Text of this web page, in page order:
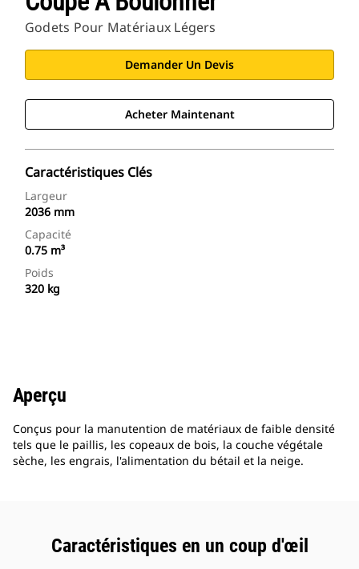
Godets Pour Matériaux Légers
Demander Un Devis
Acheter Maintenant
Caractéristiques Clés
Largeur
2036 mm
Capacité
0.75 m³
Poids
320 kg
Aperçu
Conçus pour la manutention de matériaux de faible densité
tels que le paillis, les copeaux de bois, la couche végétale
sèche, les engrais, l'alimentation du bétail et la neige.
Caractéristiques en un coup d'œil